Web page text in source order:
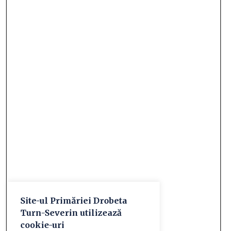
Site-ul Primăriei Drobeta
Turn-Severin utilizează
cookie-uri